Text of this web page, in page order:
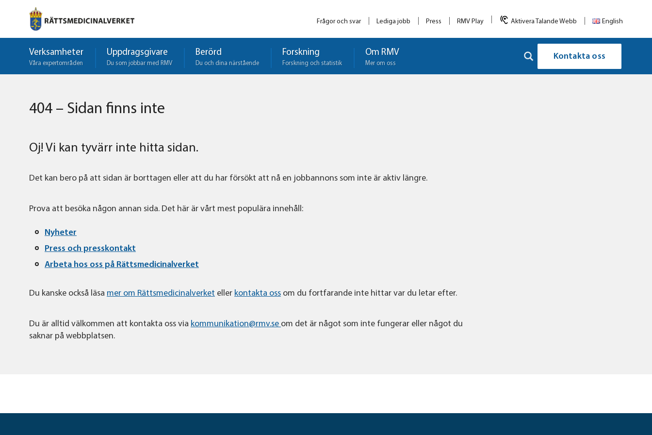
Frågor och svar Lediga jobb Press RMV Play Aktivera Talande Webb English
Verksamheter
Våra expertområden
Uppdragsgivare
Du som jobbar med RMV
Berörd
Du och dina närstående
Forskning
Forskning och statistik
Om RMV
Mer om oss
Kontakta oss
404 – Sidan finns inte
Oj! Vi kan tyvärr inte hitta sidan.
Det kan bero på att sidan är borttagen eller att du har försökt att nå en jobbannons som inte är aktiv längre.
Prova att besöka någon annan sida. Det här är vårt mest populära innehåll:
Nyheter
Press och presskontakt
Arbeta hos oss på Rättsmedicinalverket
Du kanske också läsa mer om Rättsmedicinalverket eller kontakta oss om du fortfarande inte hittar var du letar efter.
Du är alltid välkommen att kontakta oss via kommunikation@rmv.se om det är något som inte fungerar eller något du
saknar på webbplatsen.